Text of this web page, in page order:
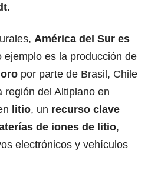
.
América del Sur es
ejemplo es la producción de
por parte de Brasil, Chile
región del Altiplano en
litio, un recurso clave
de iones de litio,
electrónicos y vehículos